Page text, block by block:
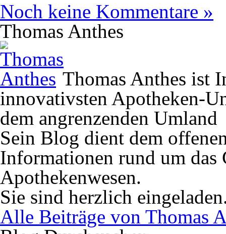
Noch keine Kommentare »
Thomas Anthes
Thomas Anthes ist
innovativsten Apotheken-
dem angrenzenden Umland
Sein Blog dient dem
Informationen rund um das
Apothekenwesen.
Sie sind herzlich
Alle Beiträge von Thomas